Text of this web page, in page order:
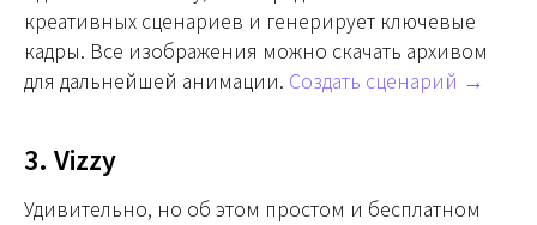
креативных сценариев и генерирует ключевые
кадры. Все изображения можно скачать архивом
для дальнейшей анимации. Создать сценарий →
3. Vizzy
Удивительно, но об этом простом и бесплатном